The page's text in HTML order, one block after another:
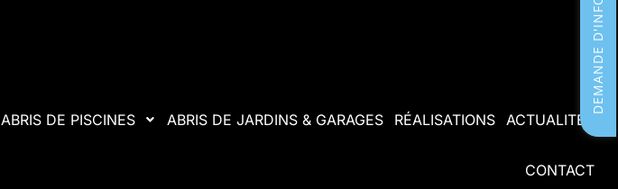
ABRIS DE PISCINES ABRIS DE JARDINS & GARAGES RÉALISATIONS ACTUALITÉS
CONTACT